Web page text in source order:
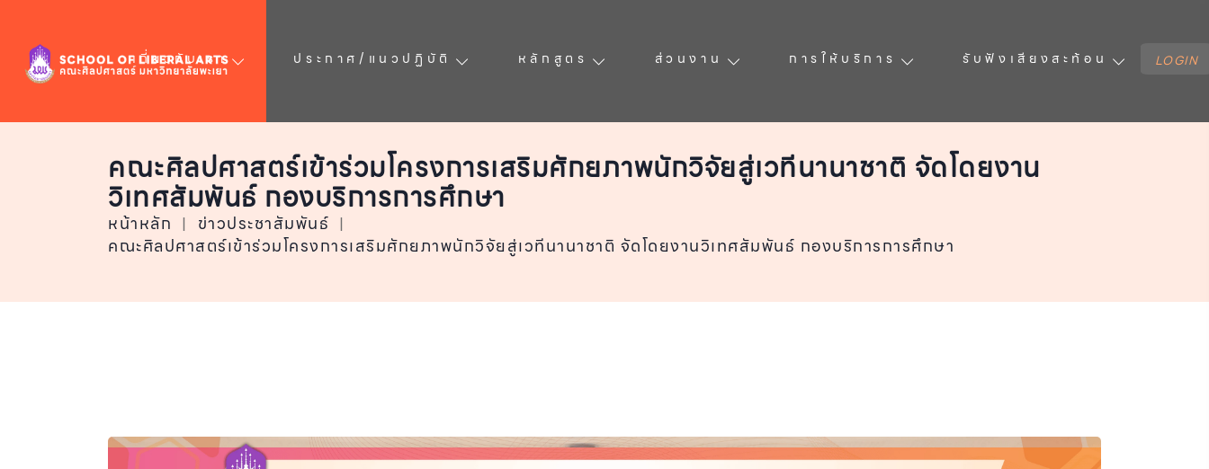
เกี่ยวกับเรา ประกาศ/แนวปฏิบัติ หลักสูตร ส่วนงาน การให้บริการ รับฟังเสียงสะท้อน LOGIN
คณะศิลปศาสตร์เข้าร่วมโครงการเสริมศักยภาพนักวิจัยสู่เวทีนานาชาติ จัดโดยงาน
วิเทศสัมพันธ์ กองบริการการศึกษา
หน้าหลัก | ข่าวประชาสัมพันธ์ |
คณะศิลปศาสตร์เข้าร่วมโครงการเสริมศักยภาพนักวิจัยสู่เวทีนานาชาติ จัดโดยงานวิเทศสัมพันธ์ กองบริการการศึกษา